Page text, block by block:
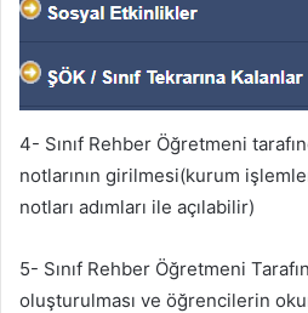
4- Sınıf Rehber Öğretmeni
notlarının girilmesi(kurum
notları adımları ile açılabilir)
5- Sınıf Rehber Öğretmeni
oluşturulması ve öğrencilerin